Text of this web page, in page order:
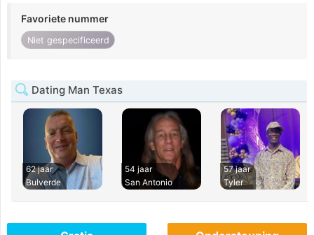
Favoriete nummer
Niet gespecificeerd
Dating Man Texas
62 jaar
Bulverde
54 jaar
San Antonio
57 jaar
Tyler